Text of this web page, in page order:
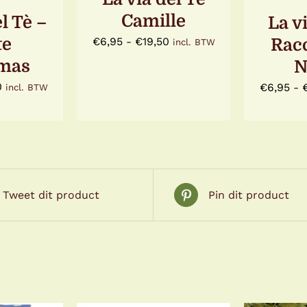
Tè –
Prijsklasse:
incl. BTW
KAN
GEKOZEN
OP
Camille
€6,95 - €19,50Prijsklasse:
incl. BTW
DE
La
€6,95 -
Tweet dit product Pin dit product